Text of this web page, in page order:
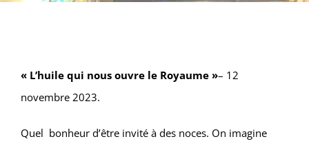
« L’huile qui nous ouvre le Royaume »– 12
novembre 2023.
Quel bonheur d’être invité à des noces. On imagine